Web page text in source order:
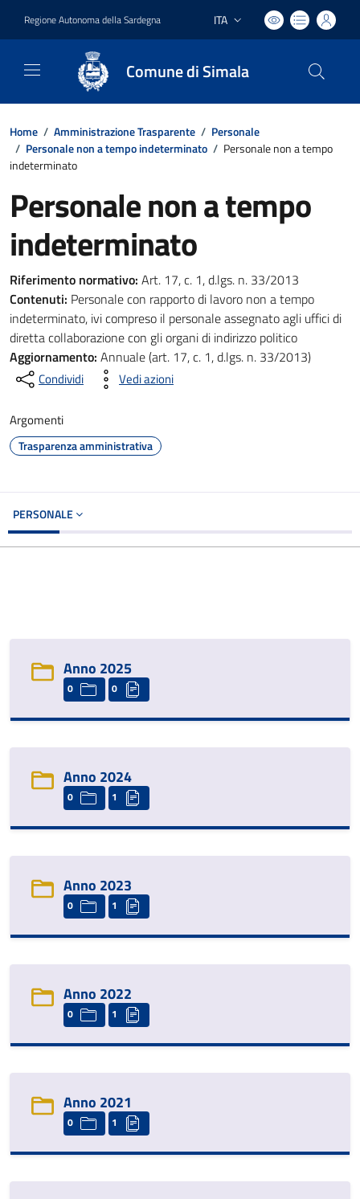
Regione Autonoma della Sardegna Lingua attiva:
ITA
Comune di Simala
Home / Amministrazione Trasparente / Personale
/ Personale non a tempo indeterminato / Personale non a tempo
indeterminato
Personale non a tempo
indeterminato
Riferimento normativo: Art. 17, c. 1, d.lgs. n. 33/2013
Contenuti: Personale con rapporto di lavoro non a tempo
indeterminato, ivi compreso il personale assegnato agli uffici di
diretta collaborazione con gli organi di indirizzo politico
Aggiornamento: Annuale (art. 17, c. 1, d.lgs. n. 33/2013)
Condividi Vedi azioni
Argomenti
Trasparenza amministrativa
PERSONALE
Anno 2025
0 0
Anno 2024
0 1
Anno 2023
0 1
Anno 2022
0 1
Anno 2021
0 1